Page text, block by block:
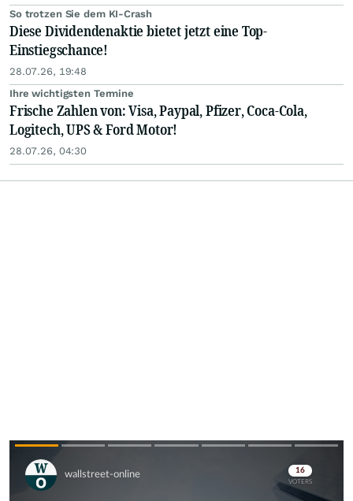
So trotzen Sie dem KI-Crash
Diese Dividendenaktie bietet jetzt eine Top-
Einstiegschance!
28.07.26, 19:48
Ihre wichtigsten Termine
Frische Zahlen von: Visa, Paypal, Pfizer, Coca-Cola,
Logitech, UPS & Ford Motor!
28.07.26, 04:30
Skip